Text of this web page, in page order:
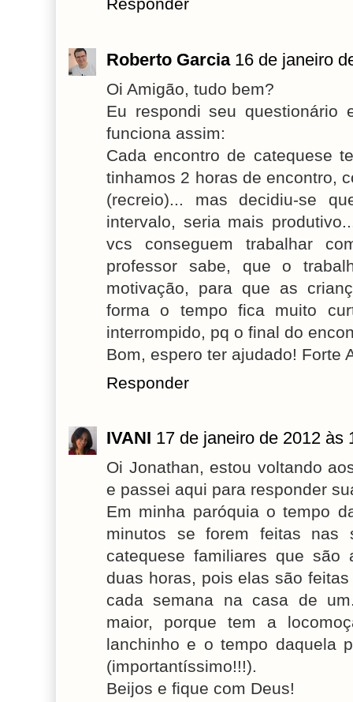
Responder
Roberto Garcia 16 de janeiro
Oi Amigão, tudo bem?
Eu respondi seu questionário
funciona assim:
Cada encontro de catequese
tinhamos 2 horas de encontro,
(recreio)... mas decidiu-se
intervalo, seria mais
vcs conseguem trabalhar
professor sabe, que o
motivação, para que as
forma o tempo fica muito
interrompido, pq o final do
Bom, espero ter ajudado! Forte
Responder
IVANI 17 de janeiro de 2012 às
Oi Jonathan, estou voltando
e passei aqui para responder
Em minha paróquia o tempo
minutos se forem feitas nas
catequese familiares que
duas horas, pois elas são
cada semana na casa de
maior, porque tem a
lanchinho e o tempo daquela
(importantíssimo!!!).
Beijos e fique com Deus!